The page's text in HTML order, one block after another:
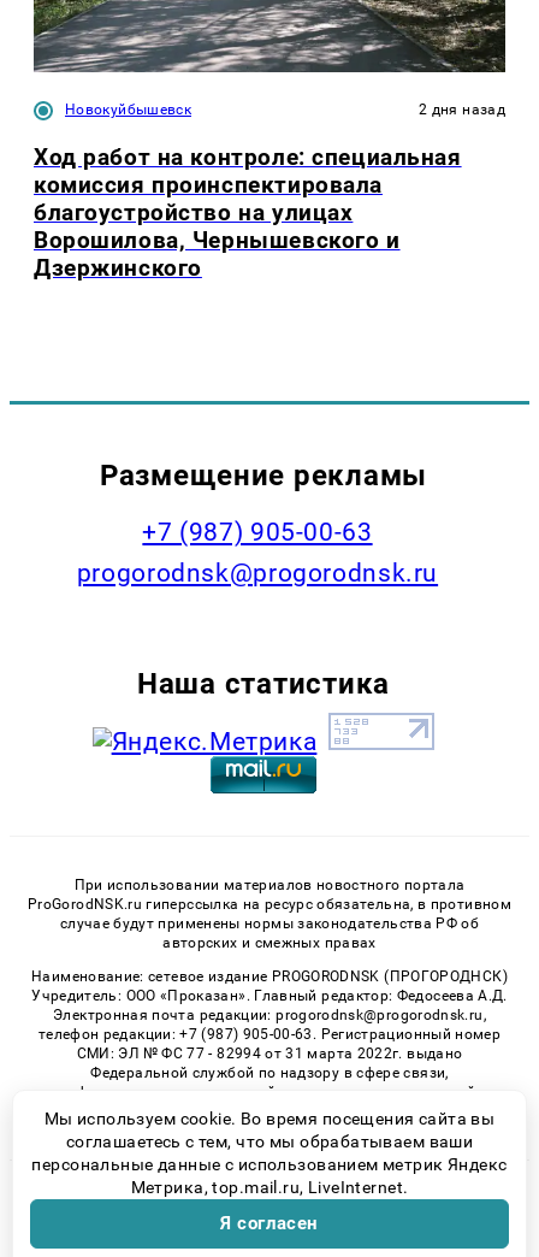
Новокуйбышевск 2 дня назад
Ход работ на контроле: специальная
комиссия проинспектировала
благоустройство на улицах
Ворошилова, Чернышевского и
Дзержинского
Размещение рекламы
+7 (987) 905-00-63
progorodnsk@progorodnsk.ru
Наша статистика
При использовании материалов новостного портала
ProGorodNSK.ru гиперссылка на ресурс обязательна, в противном
случае будут применены нормы законодательства РФ об
авторских и смежных правах
Наименование: сетевое издание PROGORODNSK (ПРОГОРОДНСК)
Учредитель: ООО «Проказан». Главный редактор: Федосеева А.Д.
Электронная почта редакции: progorodnsk@progorodnsk.ru,
телефон редакции: +7 (987) 905-00-63. Регистрационный номер
СМИ: ЭЛ № ФС 77 - 82994 от 31 марта 2022г. выдано
Федеральной службой по надзору в сфере связи,
информационных технологий и массовых коммуникаций.
Возрастная категория сайта 16+.
© 2026 «progorodnsk» | Все права защищены
Возрастная категория сайта 16+
Политика конфиденциальности
Мы используем cookie. Во время посещения сайта вы
соглашаетесь с тем, что мы обрабатываем ваши
персональные данные с использованием метрик Яндекс
Метрика, top.mail.ru, LiveInternet.
Я согласен